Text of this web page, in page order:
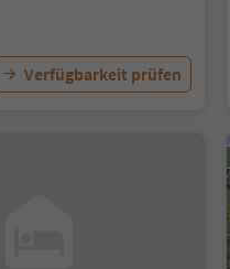
Verfügbarkeit prüfen